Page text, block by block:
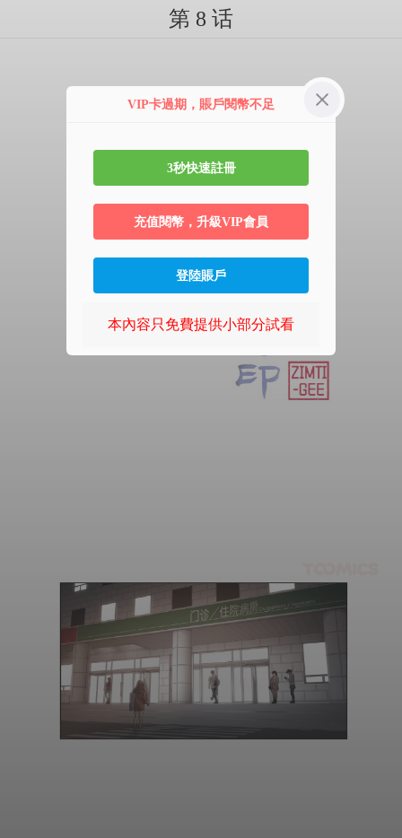
第 8 话
VIP卡過期，賬戶閱幣不足
3秒快速註冊
充值閱幣，升級VIP會員
登陸賬戶
本內容只免費提供小部分試看